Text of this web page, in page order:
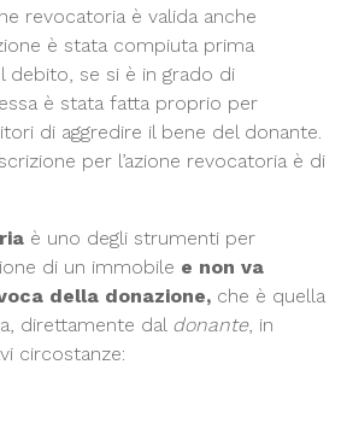
revocatoria è valida anche
è stata compiuta prima
debito, se si è in grado di
è stata fatta proprio per
di aggredire il bene del donante.
per l’azione revocatoria è di
è uno degli strumenti per
di un immobile e non va
della donazione, che è quella
direttamente dal donante, in
circostanze: